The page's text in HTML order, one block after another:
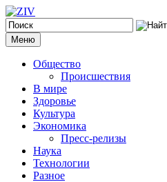
Меню
Общество
Происшествия
В мире
Здоровье
Культура
Экономика
Пресс-релизы
Наука
Технологии
Разное